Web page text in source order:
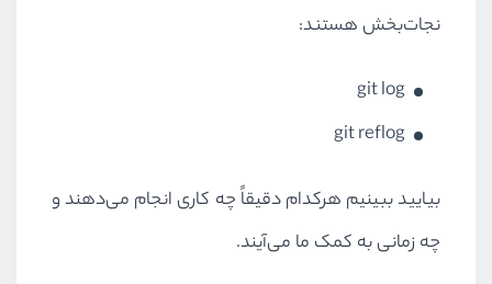
نجات‌بخش هستند:
git log
git reflog
بیایید ببینیم هرکدام دقیقاً چه کاری انجام می‌دهند و
چه زمانی به کمک ما می‌آیند.